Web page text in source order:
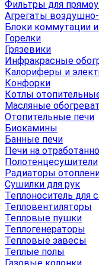
Фильтры для
Агрегаты
Блоки коммутации
Горелки
Грязевики
Инфракрасные
Калориферы и
Конфорки
Котлы
Масляные
Отопительные печи
Биокамины
Банные печи
Печи на
Полотенцесушители
Радиаторы
Сушилки для рук
Теплоноситель для
Тепловентиляторы
Тепловые пушки
Теплогенераторы
Тепловые завесы
Теплые полы